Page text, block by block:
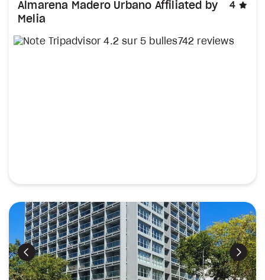
Almarena Madero Urbano Affiliated by
Melia
4
742 reviews
Précédent